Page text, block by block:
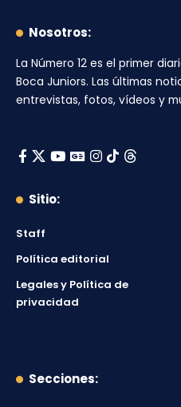
Nosotros:
La Número 12 es el primer
Boca Juniors. Las últimas
entrevistas, fotos, vídeos y
Sitio:
Staff
Política editorial
Legales y Política de
privacidad
Secciones: